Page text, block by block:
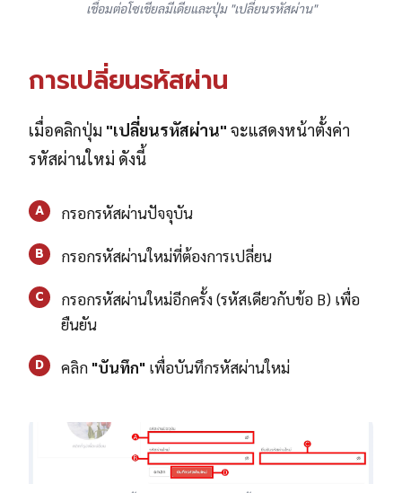
เชื่อมต่อโซเชียลมีเดียและปุ่ม "เปลี่ยนรหัสผ่าน"
การเปลี่ยนรหัสผ่าน
เมื่อคลิกปุ่ม "เปลี่ยนรหัสผ่าน" จะแสดงหน้าตั้งค่า
รหัสผ่านใหม่ ดังนี้
A กรอกรหัสผ่านปัจจุบัน
B กรอกรหัสผ่านใหม่ที่ต้องการเปลี่ยน
C
กรอกรหัสผ่านใหม่อีกครั้ง (รหัสเดียวกับข้อ B) เพื่อ
ยืนยัน
D คลิก "บันทึก" เพื่อบันทึกรหัสผ่านใหม่